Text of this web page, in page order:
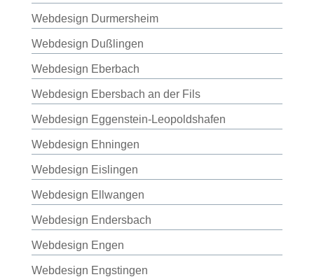
Webdesign Durmersheim
Webdesign Dußlingen
Webdesign Eberbach
Webdesign Ebersbach an der Fils
Webdesign Eggenstein-Leopoldshafen
Webdesign Ehningen
Webdesign Eislingen
Webdesign Ellwangen
Webdesign Endersbach
Webdesign Engen
Webdesign Engstingen